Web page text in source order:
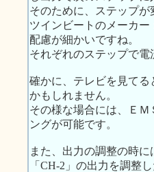
そのために、ステップ
ツインビートのメーカ
配慮が細かいですね。
それぞれのステップで
確かに、テレビを見て
かもしれません。
その様な場合には、Ｅ
ングが可能です。
また、出力の調整の時
「CH-2」の出力を調整